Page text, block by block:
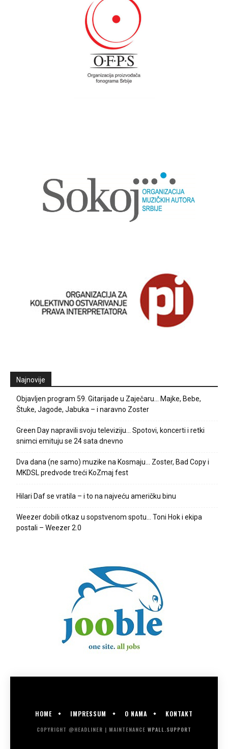
Najnovije
Objavljen program 59. Gitarijade u Zaječaru… Majke, Bebe,
Štuke, Jagode, Jabuka – i naravno Zoster
Green Day napravili svoju televiziju… Spotovi, koncerti i retki
snimci emituju se 24 sata dnevno
Dva dana (ne samo) muzike na Kosmaju… Zoster, Bad Copy i
MKDSL predvode treći KoZmaj fest
Hilari Daf se vratila – i to na najveću američku binu
Weezer dobili otkaz u sopstvenom spotu… Toni Hok i ekipa
postali – Weezer 2.0
HOME IMPRESSUM O NAMA KONTAKT
COPYRIGHT @HEADLINER | MAINTENANCE WPALL.SUPPORT